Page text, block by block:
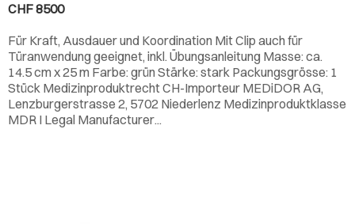
CHF 8500
Für Kraft, Ausdauer und Koordination Mit Clip auch für
Türanwendung geeignet, inkl. Übungsanleitung Masse: ca.
14.5 cm x 25 m Farbe: grün Stärke: stark Packungsgrösse: 1
Stück Medizinproduktrecht CH-Importeur MEDiDOR AG,
Lenzburgerstrasse 2, 5702 Niederlenz Medizinproduktklasse
MDR I Legal Manufacturer...